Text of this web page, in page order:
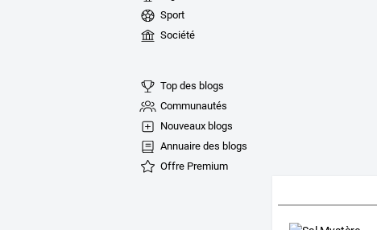
Sport
Société
Top des blogs
Communautés
Nouveaux blogs
Annuaire des blogs
Offre Premium